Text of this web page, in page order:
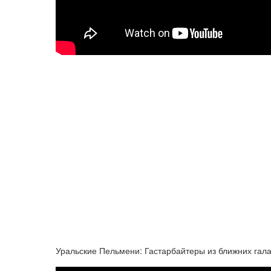
Уральские Пельмени: Гастарбайтеры из ближних